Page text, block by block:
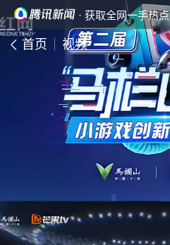
· 获取全网一手热点
首页 视频